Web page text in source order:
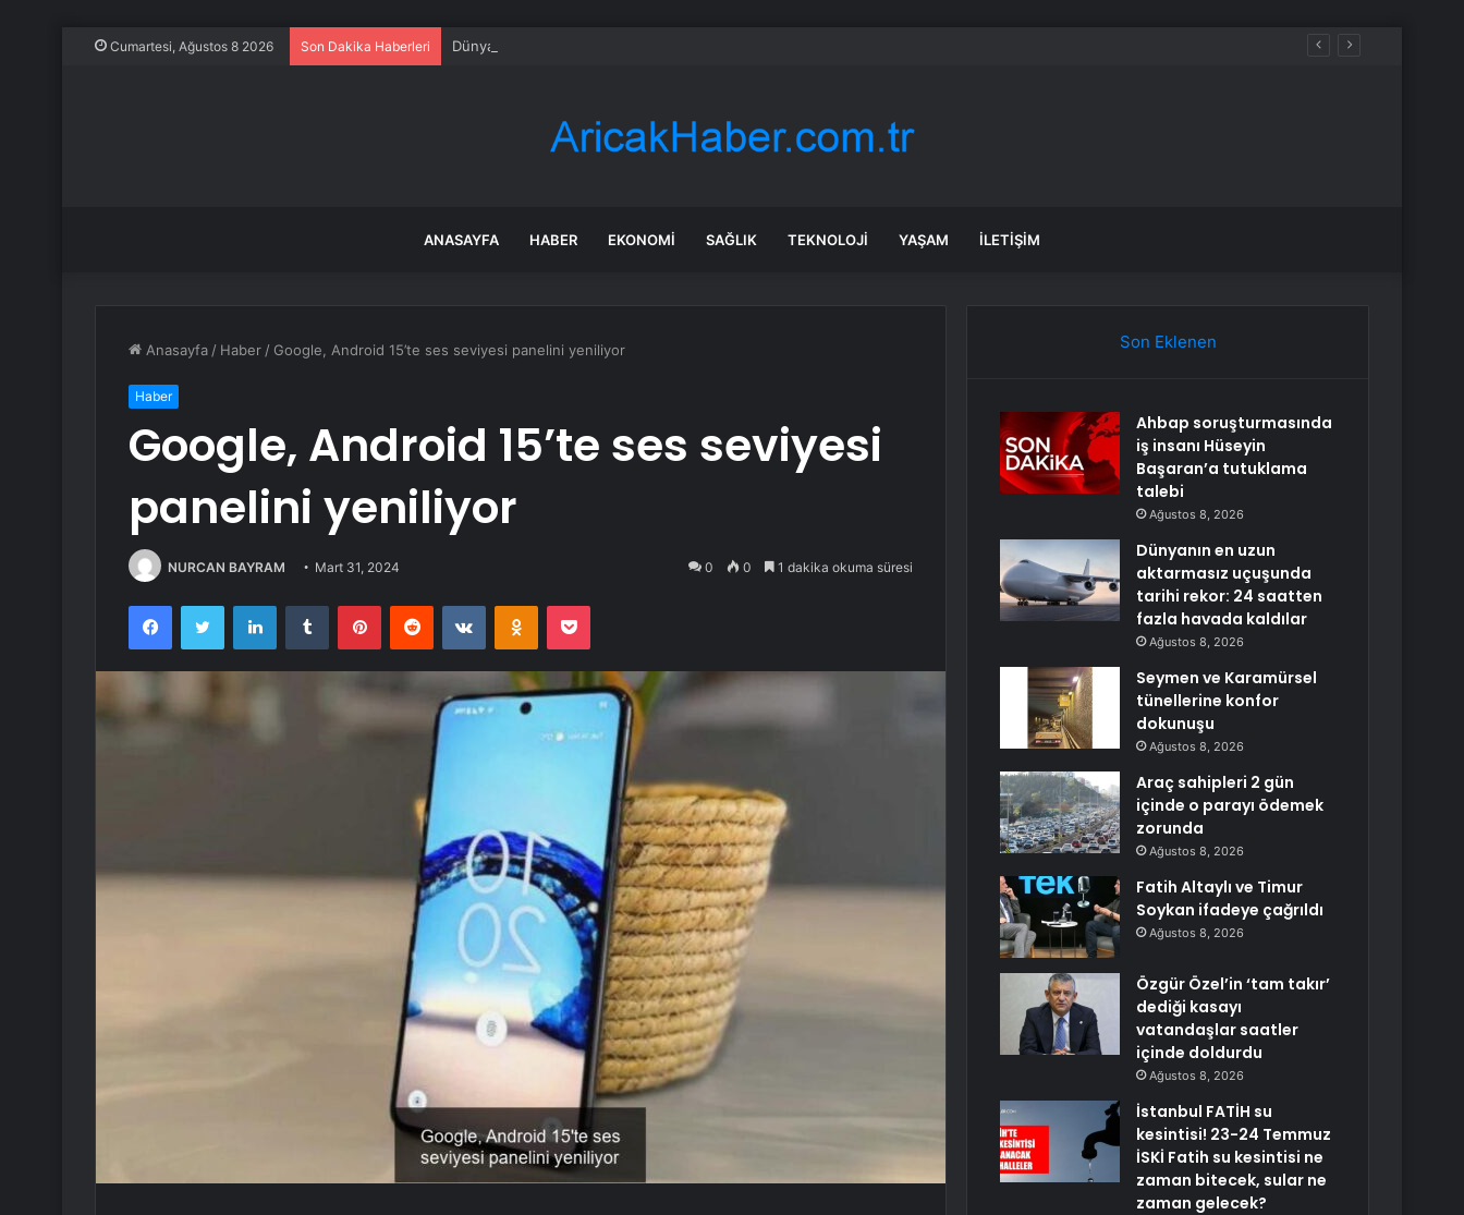
Cumartesi, Ağustos 8 2026 Son Dakika Haberleri Dünyanın en uzun aktarmasız uçuşunda tarihi rekor: 24 saatten fazla havada kaldılar
ANASAYFA HABER EKONOMI SAĞLIK TEKNOLOJI YAŞAM İLETIŞIM
Anasayfa / Haber / Google, Android 15’te ses seviyesi panelini yeniliyor
Haber
Google, Android 15’te ses seviyesi
panelini yeniliyor
NURCAN BAYRAM Mart 31, 2024 0 0 1 dakika okuma süresi
FacebookTwitter LinkedInTumblr PinterestReddit VKontakteOdnoklassniki
Pocket
Son Eklenen
Ahbap soruşturmasında
iş insanı Hüseyin
Başaran’a tutuklama
talebi
Ağustos 8, 2026
Dünyanın en uzun
aktarmasız uçuşunda
tarihi rekor: 24 saatten
fazla havada kaldılar
Ağustos 8, 2026
Seymen ve Karamürsel
tünellerine konfor
dokunuşu
Ağustos 8, 2026
Araç sahipleri 2 gün
içinde o parayı ödemek
zorunda
Ağustos 8, 2026
Fatih Altaylı ve Timur
Soykan ifadeye çağrıldı
Ağustos 8, 2026
Özgür Özel’in ‘tam takır’
dediği kasayı
vatandaşlar saatler
içinde doldurdu
Ağustos 8, 2026
İstanbul FATİH su
kesintisi! 23-24 Temmuz
İSKİ Fatih su kesintisi ne
zaman bitecek, sular ne
zaman gelecek?